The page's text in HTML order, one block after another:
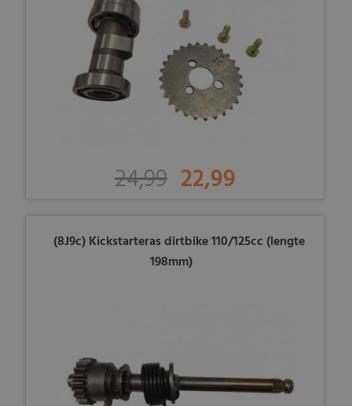
24,99 22,99
(8J9c) Kickstarteras dirtbike 110/125cc (lengte
198mm)